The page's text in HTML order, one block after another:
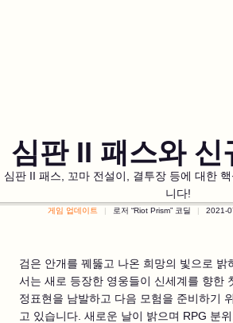
심판 II 패스와 신
심판 II 패스, 꼬마 전설이, 결투장 등에 대한
니다!
게임 업데이트 로저 “Riot Prism” 코딜 2021-
검은 안개를 꿰뚫고 나온 희망의 빛으로 밝
서는 새로 등장한 영웅들이 신세계를 향한
정표현을 남발하고 다음 모험을 준비하기
고 있습니다. 새로운 날이 밝으며 RPG 분